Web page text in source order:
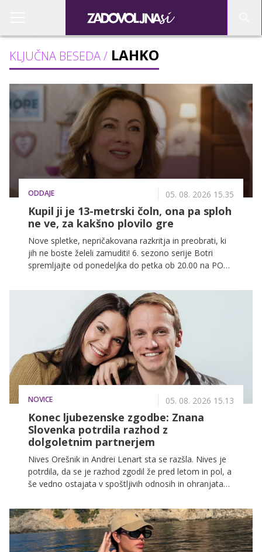
KLJUČNA BESEDA / LAHKO
ODDAJE 05. 08. 2026 15.35
Kupil ji je 13-metrski čoln, ona pa sploh
ne ve, za kakšno plovilo gre
Nove spletke, nepričakovana razkritja in preobrati, ki
jih ne boste želeli zamuditi! 6. sezono serije Botri
spremljajte od ponedeljka do petka ob 20.00 na POP
epizodi.
NOVICE 05. 08. 2026 15.13
Konec ljubezenske zgodbe: Znana
Slovenka potrdila razhod z
dolgoletnim partnerjem
Nives Orešnik in Andrei Lenart sta se razšla. Nives je
potrdila, da se je razhod zgodil že pred letom in pol, a
še vedno ostajata v spoštljivih odnosih in ohranjata